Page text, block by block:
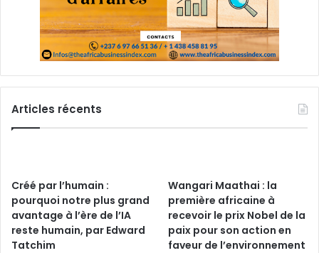
Articles récents
Créé par l’humain :
pourquoi notre plus grand
avantage à l’ère de l’IA
reste humain, par Edward
Tatchim
Wangari Maathai : la
première africaine à
recevoir le prix Nobel de la
paix pour son action en
faveur de l’environnement